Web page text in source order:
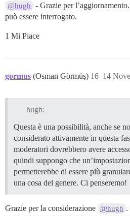
@hugh
- Grazie per
può essere interrogato.
1 Mi Piace
gormus (Osman Görmüş) 14
16
hugh:
Questa è una possibilità, anche se
considerato attivamente in questa
moderatori dovrebbero avere
quindi suppongo che
permetterebbe di essere più
una cosa del genere. Ci penseremo!
Grazie per la considerazione @hugh .